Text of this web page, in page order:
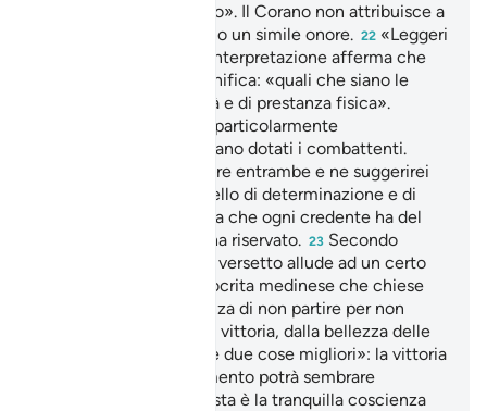
Muhammad] compagno». Il Corano non attribuisce a
nessun altro musulmano un simile onore. 22 «Leggeri
o pesanti»: una prima interpretazione afferma che
questa espressione significa: «quali che siano le
vostre condizioni di età e di prestanza fisica».
Un’altra si riferisce più particolarmente
all’armamento di cui erano dotati i combattenti.
Probabilmente sono vere entrambe e ne suggerirei
una terza relativa al livello di determinazione e di
comprensione profonda che ogni credente ha del
compito che Allah gli ha riservato. 23 Secondo
alcuni commentatori il versetto allude ad un certo
Jadd ibn Qays, noto ipocrita medinese che chiese
con impudente insolenza di non partire per non
essere tentato, dopo la vittoria, dalla bellezza delle
«le due cose migliori»: la vittoria
o il martirio. Il ragionamento potrà sembrare
iperbolico, eppure questa è la tranquilla coscienza